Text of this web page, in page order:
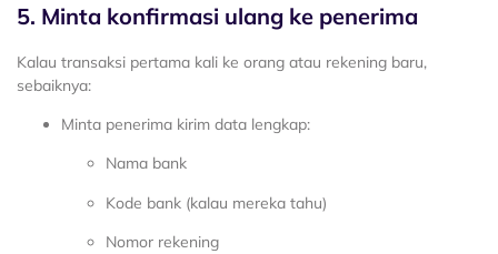
5. Minta konfirmasi ulang ke penerima
Kalau transaksi pertama kali ke orang atau rekening baru,
sebaiknya:
Minta penerima kirim data lengkap:
Nama bank
Kode bank (kalau mereka tahu)
Nomor rekening